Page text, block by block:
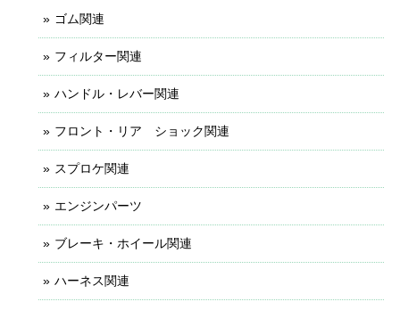
ゴム関連
フィルター関連
ハンドル・レバー関連
フロント・リア ショック関連
スプロケ関連
エンジンパーツ
ブレーキ・ホイール関連
ハーネス関連